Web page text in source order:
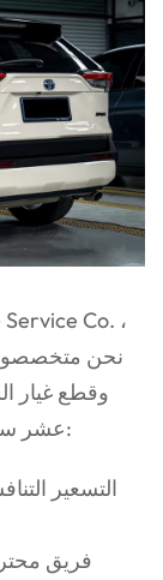
وقطع غيار
عشر سنوات من الخبرة في التجارة الدولية ، نقدم:
✅ التسعير
✅ فريق